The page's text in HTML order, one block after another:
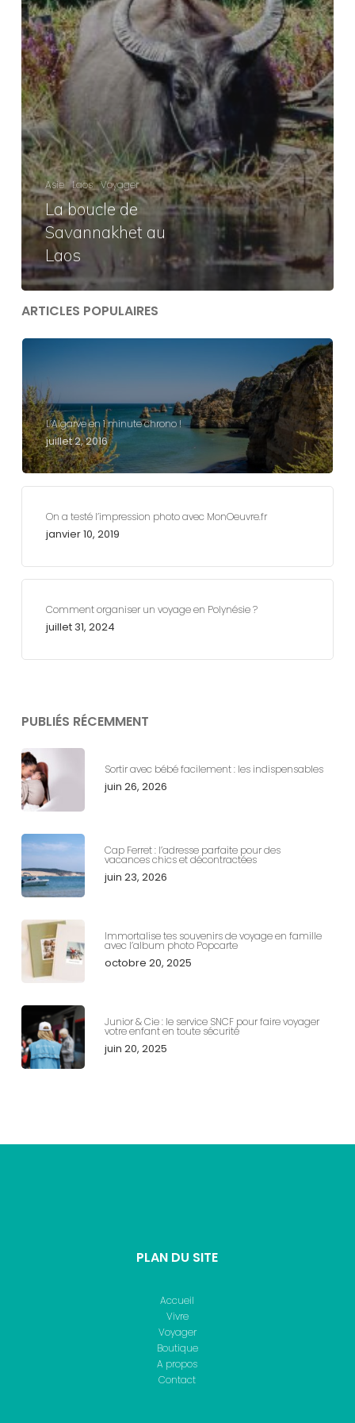
Asie Laos Voyager
La boucle de
Savannakhet au
Laos
ARTICLES POPULAIRES
L’Algarve en 1 minute chrono !
juillet 2, 2016
On a testé l’impression photo avec MonOeuvre.fr
janvier 10, 2019
Comment organiser un voyage en Polynésie ?
juillet 31, 2024
PUBLIÉS RÉCEMMENT
Sortir avec bébé facilement : les indispensables
juin 26, 2026
Cap Ferret : l’adresse parfaite pour des
vacances chics et décontractées
juin 23, 2026
Immortalise tes souvenirs de voyage en famille
avec l’album photo Popcarte
octobre 20, 2025
Junior & Cie : le service SNCF pour faire voyager
votre enfant en toute sécurité
juin 20, 2025
PLAN DU SITE
Accueil
Vivre
Voyager
Boutique
A propos
Contact